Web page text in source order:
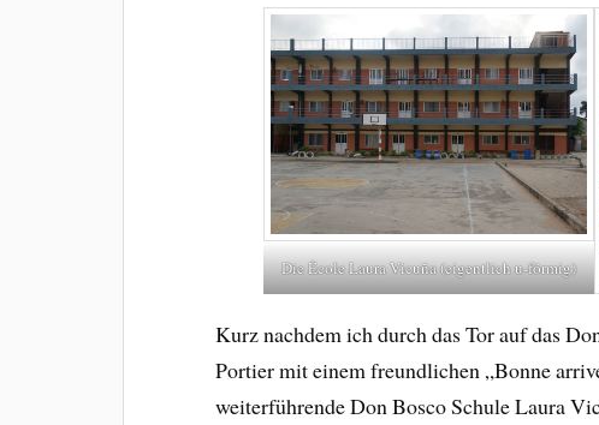
Die École Laura Vicuña (eigentlich u-förmig)
Kurz nachdem ich durch das Tor auf das
Portier mit einem freundlichen „Bonne
weiterführende Don Bosco Schule Laura